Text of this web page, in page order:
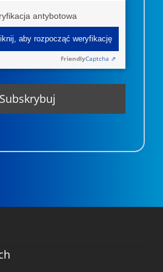
antybotowa
aby rozpocząć weryfikację
FriendlyCaptcha ⇗